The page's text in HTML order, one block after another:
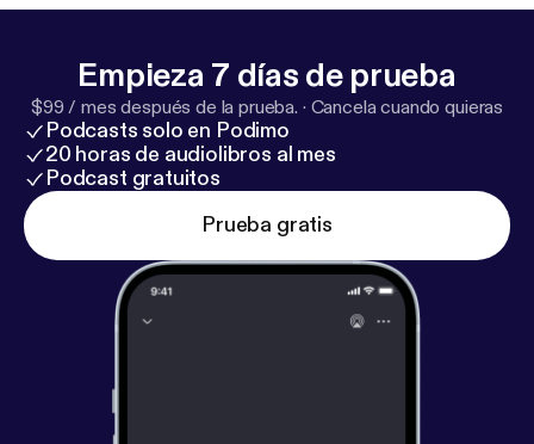
Buchautorin Monika Matschnig.
Empieza 7 días de prueba
$99 / mes después de la prueba. · Cancela cuando quieras
Podcasts solo en Podimo
20 horas de audiolibros al mes
Podcast gratuitos
Prueba gratis